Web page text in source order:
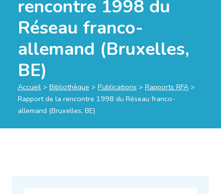
rencontre 1998 du
Réseau franco-
allemand (Bruxelles,
BE)
Accueil > Bibliothèque > Publications > Rapports RFA >
Rapport de la rencontre 1998 du Réseau franco-
allemand (Bruxelles, BE)